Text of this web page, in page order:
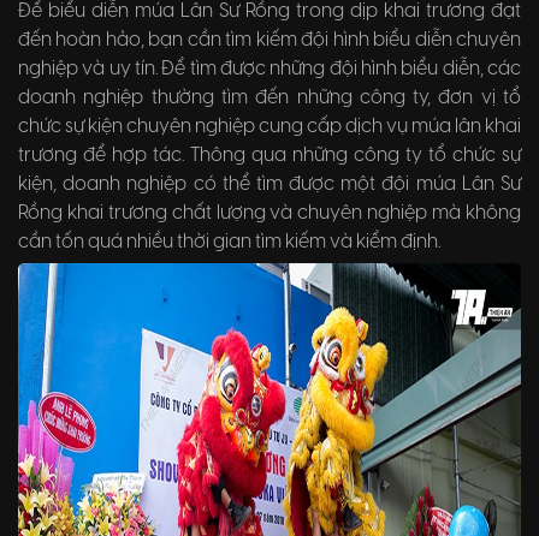
Để biểu diễn múa Lân Sư Rồng trong dịp khai trương đạt
đến hoàn hảo, bạn cần tìm kiếm đội hình biểu diễn chuyên
nghiệp và uy tín. Để tìm được những đội hình biểu diễn, các
doanh nghiệp thường tìm đến những công ty, đơn vị tổ
chức sự kiện chuyên nghiệp cung cấp dịch vụ múa lân khai
trương để hợp tác. Thông qua những công ty tổ chức sự
kiện, doanh nghiệp có thể tìm được một đội múa Lân Sư
Rồng khai trương chất lượng và chuyên nghiệp mà không
cần tốn quá nhiều thời gian tìm kiếm và kiểm định.